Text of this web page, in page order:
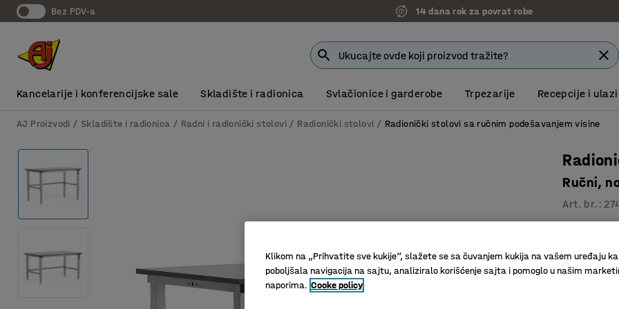
bez PDV-a 14 dana rok za povrat robe
Kancelarije i konferencijske sale Skladište i radionica Svlačionice i garderobe Trpezarije Recepcije i ulazi
AJ Proizvodi Skladište i radionica Radni i radionički stolovi Radionički stolovi Radionički stolovi sa ručnim podešavanjem visine
Ručni,
Art. br. :
Ploča
Čvrst
Klikom na „Prihvatite sve kukije“, slažete se sa čuvanjem kukija na vašem uređaju
poboljšala navigacija na sajtu, analiziralo korišćenje sajta i pomoglo u našim
naporima. Cooke policy